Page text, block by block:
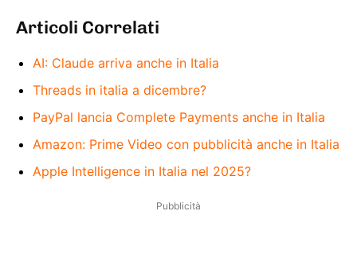
Articoli Correlati
AI: Claude arriva anche in Italia
Threads in italia a dicembre?
PayPal lancia Complete Payments anche in Italia
Amazon: Prime Video con pubblicità anche in Italia
Apple Intelligence in Italia nel 2025?
Pubblicità